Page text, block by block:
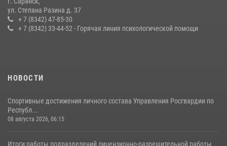
Сотрудники Росгвардии обеспечили безопасность Всероссийского
конкурса профмастерства в Саранске
23 июля 2026, 11:54 4
ул. Степана Разина д. 37
+ 7 (8342) 47-85-30
+ 7 (8342) 33-44-52 - Горячая линия психологической помощи
НОВОСТИ
Спортивные достижения личного состава Управления Росгвардии по
Республ...
08 августа 2026, 06:15
Итоги работы подразделений лицензионно-разрешительной работы